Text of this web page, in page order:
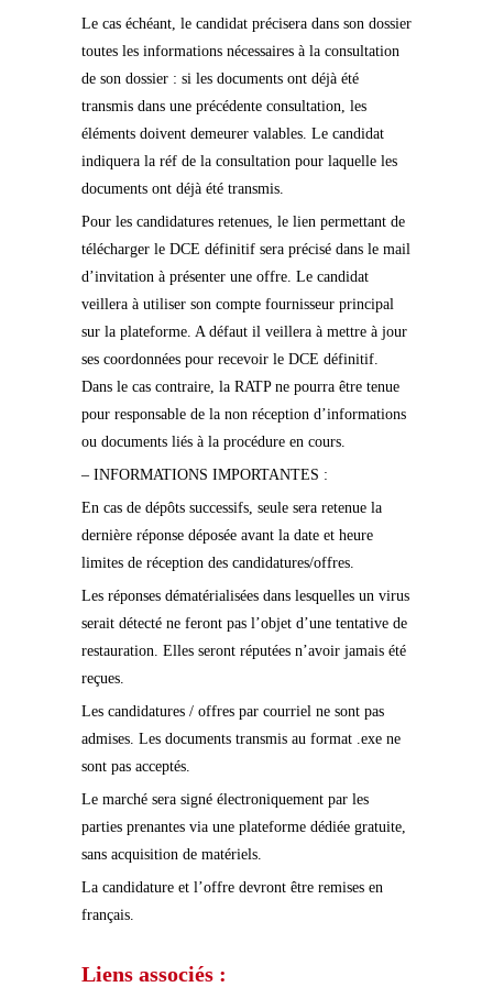
Le cas échéant, le candidat précisera dans son dossier
toutes les informations nécessaires à la consultation
de son dossier : si les documents ont déjà été
transmis dans une précédente consultation, les
éléments doivent demeurer valables. Le candidat
indiquera la réf de la consultation pour laquelle les
documents ont déjà été transmis.
Pour les candidatures retenues, le lien permettant de
télécharger le DCE définitif sera précisé dans le mail
d’invitation à présenter une offre. Le candidat
veillera à utiliser son compte fournisseur principal
sur la plateforme. A défaut il veillera à mettre à jour
ses coordonnées pour recevoir le DCE définitif.
Dans le cas contraire, la RATP ne pourra être tenue
pour responsable de la non réception d’informations
ou documents liés à la procédure en cours.
– INFORMATIONS IMPORTANTES :
En cas de dépôts successifs, seule sera retenue la
dernière réponse déposée avant la date et heure
limites de réception des candidatures/offres.
Les réponses dématérialisées dans lesquelles un virus
serait détecté ne feront pas l’objet d’une tentative de
restauration. Elles seront réputées n’avoir jamais été
reçues.
Les candidatures / offres par courriel ne sont pas
admises. Les documents transmis au format .exe ne
sont pas acceptés.
Le marché sera signé électroniquement par les
parties prenantes via une plateforme dédiée gratuite,
sans acquisition de matériels.
La candidature et l’offre devront être remises en
français.
Liens associés :